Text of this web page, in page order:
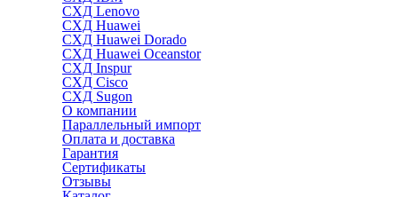
СХД Lenovo
СХД Huawei
СХД Huawei Dorado
СХД Huawei Oceanstor
СХД Inspur
СХД Cisco
СХД Sugon
О компании
Параллельный импорт
Оплата и доставка
Гарантия
Сертификаты
Отзывы